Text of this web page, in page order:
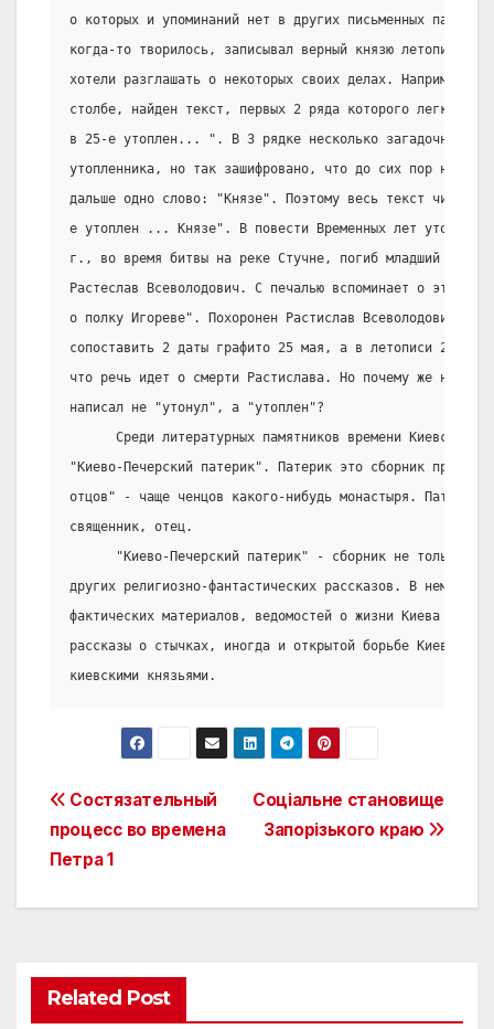
о которых и упоминаний нет в других письменных
когда-то творилось, записывал верный князю летописей.
хотели разглашать о некоторых своих делах. Например,
столбе, найден текст, первых 2 ряда которого легко
в 25-е утоплен... ". В 3 рядке несколько загадочных
утопленника, но так зашифровано, что до сих пор не
дальше одно слово: "Князе". Поэтому весь текст
е утоплен ... Князе". В повести Временных лет
г., во время битвы на реке Стучне, погиб младший брат
Растеслав Всеволодович. С печалью вспоминает о этом
о полку Игореве". Похоронен Растислав Всеволодович в
сопоставить 2 даты графито 25 мая, а в летописи 26-е,
что речь идет о смерти Растислава. Но почему же
написал не "утонул", а "утоплен"?
Среди литературных памятников времени Киевской
"Киево-Печерский патерик". Патерик это сборник
отцов" - чаще ченцов какого-нибудь монастыря. Патер -
священник, отец.
"Киево-Печерский патерик" - сборник не только "
других религиозно-фантастических рассказов. В нем
фактических материалов, ведомостей о жизни Киева в
рассказы о стычках, иногда и открытой борьбе Киево-
киевскими князьями.
Post
navigation
Соціальне становище
Запорізького краю
Состязательный
процесс во времена
Петра 1
Related Post